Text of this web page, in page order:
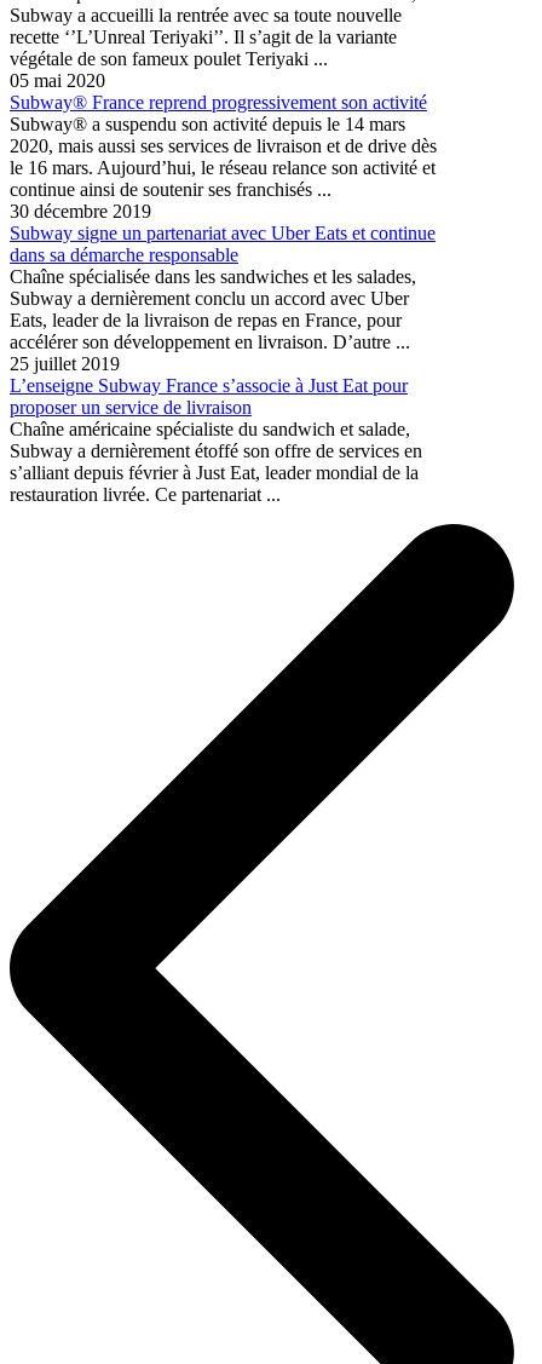
Subway a accueilli la rentrée avec sa toute nouvelle
recette ‘’L’Unreal Teriyaki’’. Il s’agit de la variante
végétale de son fameux poulet Teriyaki ...
05 mai 2020
Subway® France reprend progressivement son activité
Subway® a suspendu son activité depuis le 14 mars
2020, mais aussi ses services de livraison et de drive dès
le 16 mars. Aujourd’hui, le réseau relance son activité et
continue ainsi de soutenir ses franchisés ...
30 décembre 2019
Subway signe un partenariat avec Uber Eats et continue
dans sa démarche responsable
Chaîne spécialisée dans les sandwiches et les salades,
Subway a dernièrement conclu un accord avec Uber
Eats, leader de la livraison de repas en France, pour
accélérer son développement en livraison. D’autre ...
25 juillet 2019
L’enseigne Subway France s’associe à Just Eat pour
proposer un service de livraison
Chaîne américaine spécialiste du sandwich et salade,
Subway a dernièrement étoffé son offre de services en
s’alliant depuis février à Just Eat, leader mondial de la
restauration livrée. Ce partenariat ...